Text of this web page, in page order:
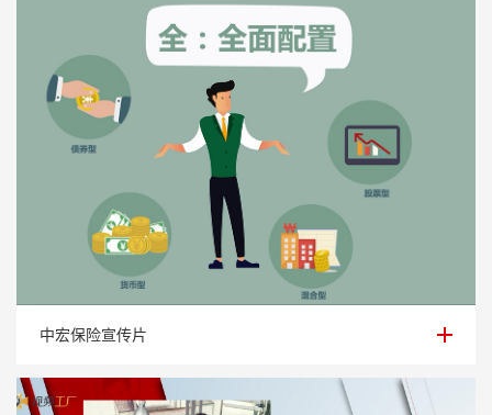
中宏保险宣传片
中宏保险宣传片